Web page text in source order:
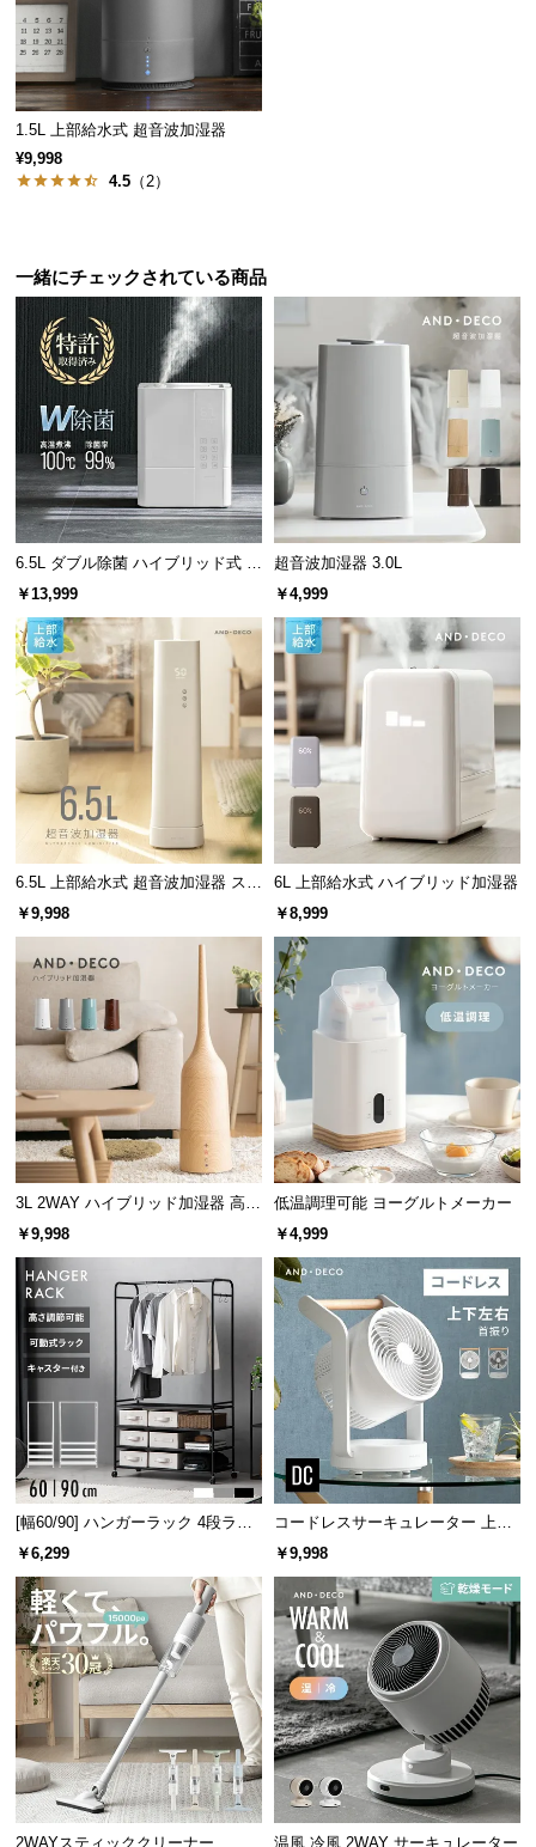
に
つ
い
て
お
知
ら
ブ
ロ
グ
情
報
1.5L 上部給水式 超音波加湿器
¥9,998
4.5 （2）
一緒にチェックされている商品
6.5L ダブル除菌 ハイブリッド式 U
Vライト+ヒーター除菌機能付き
￥13,999
超音波加湿器 3.0L
￥4,999
6.5L 上部給水式 超音波加湿器 ステ
ンレス振動子モデル
￥9,998
6L 上部給水式 ハイブリッド加湿器
￥8,999
3L 2WAY ハイブリッド加湿器 高さ
調整可能
￥9,998
低温調理可能 ヨーグルトメーカー
￥4,999
[幅60/90] ハンガーラック 4段ラッ
ク収納 キャスター付き
￥6,299
コードレスサーキュレーター 上下
左右首振り 持ち手付き
￥9,998
2WAYスティッククリーナー 温風 冷風 2WAY サーキュレーター